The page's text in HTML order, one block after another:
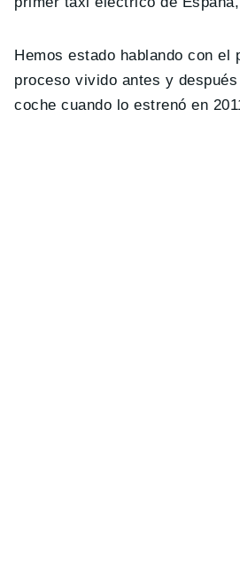
Hemos estado hablando con el
proceso vivido antes y
coche cuando lo estrenó en